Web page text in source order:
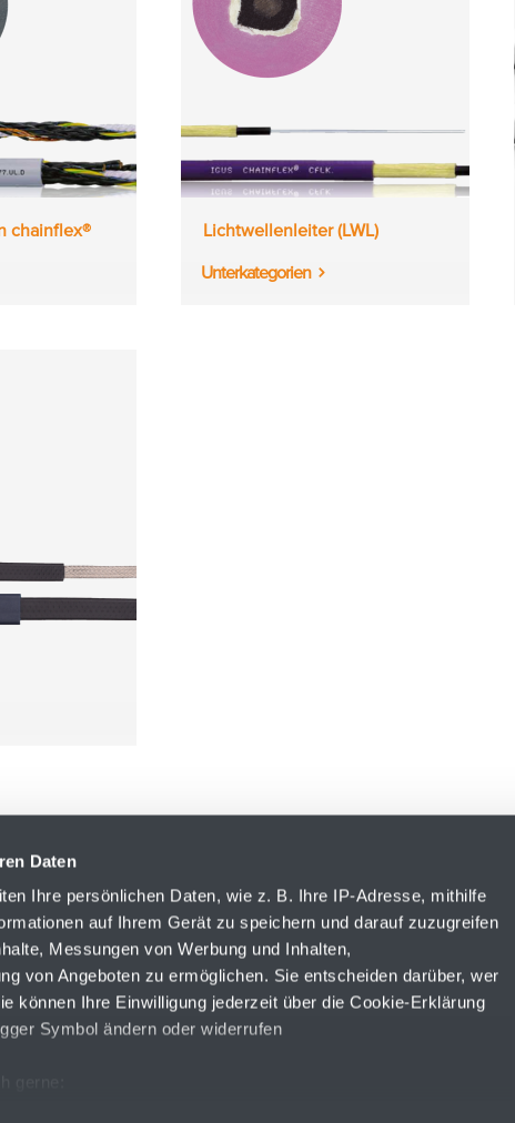
Daten
Ihre persönlichen Daten, wie z. B. Ihre IP-Adresse, mithilfe
auf Ihrem Gerät zu speichern und darauf zuzugreifen
Messungen von Werbung und Inhalten,
von Angeboten zu ermöglichen. Sie entscheiden darüber, wer
können Ihre Einwilligung jederzeit über die Cookie-Erklärung
Symbol ändern oder widerrufen
chainflex® Lichtwellenleiter (LWL)
Unterkategorien
Zw.-Betr. LIN-TECH
HENNLICH s.r.o.
Českolipská 9
412 01 Litoměřice